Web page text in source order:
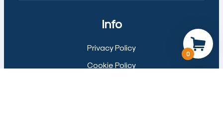
Info
Privacy Policy
Cookie Policy
0